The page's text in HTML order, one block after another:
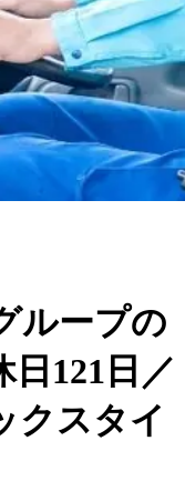
ループの
日121日／
クスタイ